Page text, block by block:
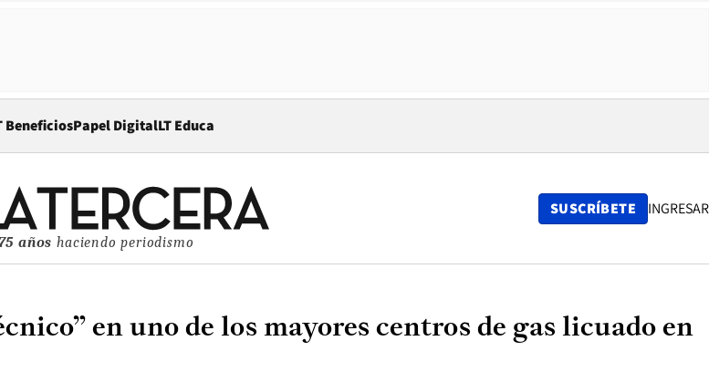
BeneficiosPapel DigitalOpens in new window
LT Educa
75 años haciendo periodismo
SUSCRÍBETE INGRESAR
en uno de los mayores centros de gas licuado en